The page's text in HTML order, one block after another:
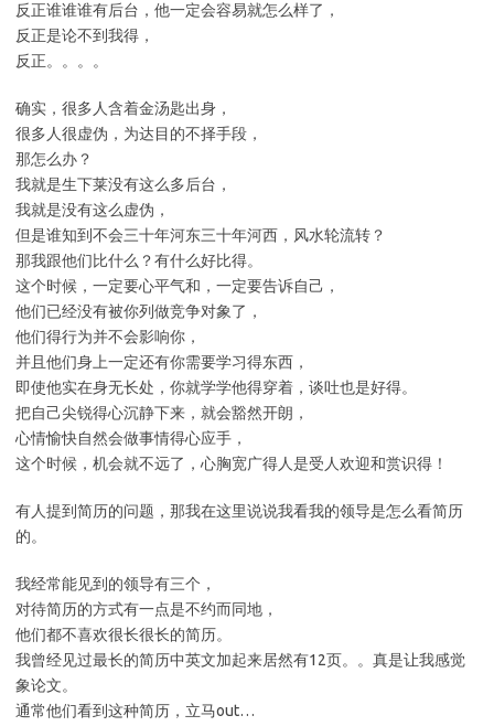
反正谁谁谁有后台，他一定会容易就怎么样了，
反正是论不到我得，
反正。。。。
确实，很多人含着金汤匙出身，
很多人很虚伪，为达目的不择手段，
那怎么办？
我就是生下莱没有这么多后台，
我就是没有这么虚伪，
但是谁知到不会三十年河东三十年河西，风水轮流转？
那我跟他们比什么？有什么好比得。
这个时候，一定要心平气和，一定要告诉自己，
他们已经没有被你列做竞争对象了，
他们得行为并不会影响你，
并且他们身上一定还有你需要学习得东西，
即使他实在身无长处，你就学学他得穿着，谈吐也是好得。
把自己尖锐得心沉静下来，就会豁然开朗，
心情愉快自然会做事情得心应手，
这个时候，机会就不远了，心胸宽广得人是受人欢迎和赏识得！
有人提到简历的问题，那我在这里说说我看我的领导是怎么看简历
的。
我经常能见到的领导有三个，
对待简历的方式有一点是不约而同地，
他们都不喜欢很长很长的简历。
我曾经见过最长的简历中英文加起来居然有12页。。真是让我感觉
象论文。
通常他们看到这种简历，立马out…